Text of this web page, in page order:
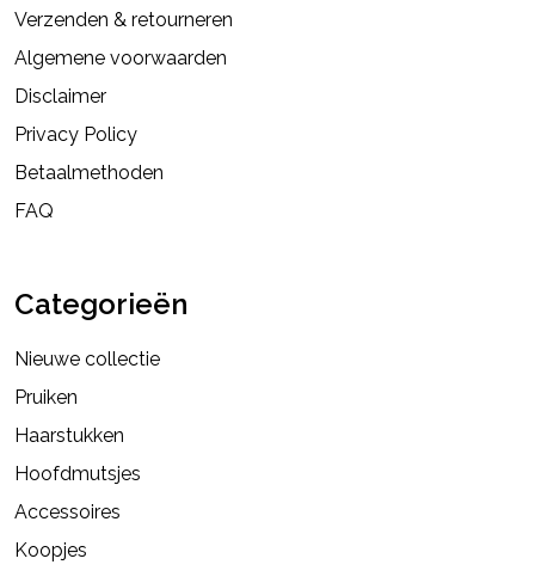
Verzenden & retourneren
Algemene voorwaarden
Disclaimer
Privacy Policy
Betaalmethoden
FAQ
Categorieën
Nieuwe collectie
Pruiken
Haarstukken
Hoofdmutsjes
Accessoires
Koopjes